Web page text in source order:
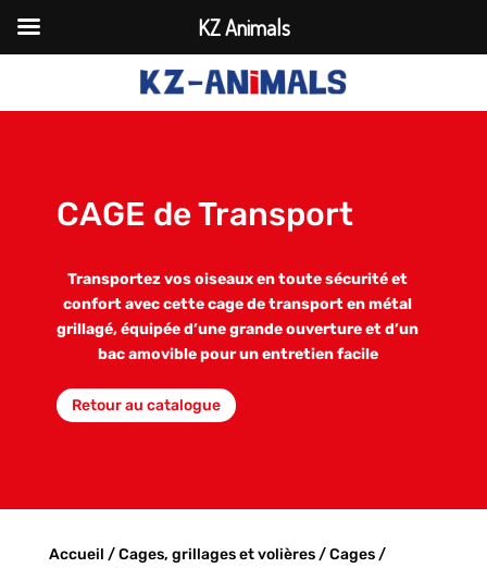
CAGE de Transport
Transportez vos oiseaux en toute sécurité et
confort avec cette cage de transport en métal
grillagé, équipée d’une grande ouverture et d’un
bac amovible pour un entretien facile
Retour au catalogue
Accueil /Cages, grillages et volières/Cages/
KZ Animals